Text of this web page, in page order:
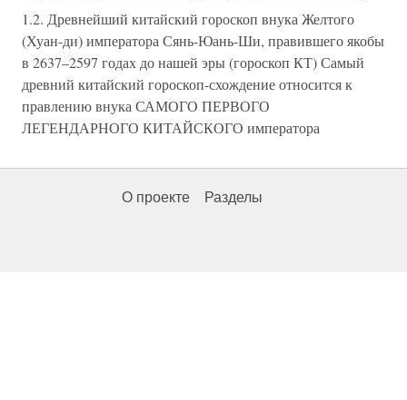
1.2. Древнейший китайский гороскоп внука Желтого
(Хуан-ди) императора Сянь-Юань-Ши, правившего якобы
в 2637–2597 годах до нашей эры (гороскоп КТ) Самый
древний китайский гороскоп-схождение относится к
правлению внука САМОГО ПЕРВОГО
ЛЕГЕНДАРНОГО КИТАЙСКОГО императора
О проекте Разделы